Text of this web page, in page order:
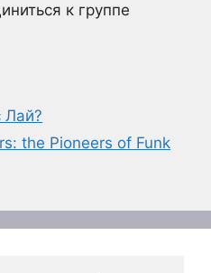
к группе
Лай?
the Pioneers of Funk